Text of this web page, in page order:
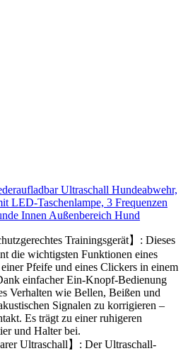
Ultraschall Hundeabwehr,
LED-Taschenlampe, 3 Frequenzen
Innen Außenbereich Hund
Trainingsgerät】: Dieses
die wichtigsten Funktionen eines
Pfeife und eines Clickers in einem
einfacher Ein-Knopf-Bedienung
Verhalten wie Bellen, Beißen und
Signalen zu korrigieren –
Es trägt zu einer ruhigeren
und Halter bei.
Ultraschall】: Der Ultraschall-